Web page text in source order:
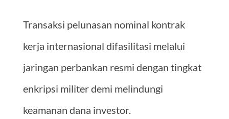
Transaksi pelunasan nominal kontrak
kerja internasional difasilitasi melalui
jaringan perbankan resmi dengan tingkat
enkripsi militer demi melindungi
keamanan dana investor.